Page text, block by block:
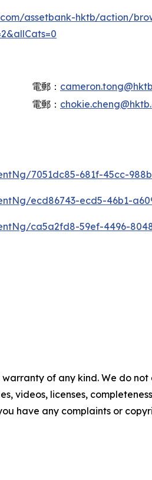
assetbank-hktb/action/
電郵：
電郵：
7051dc85-681f-45cc-
ecd86743-ecd5-46b1-
ca5a2fd8-59ef-4496-
warranty of any kind. We do
videos, licenses,
have any complaints or